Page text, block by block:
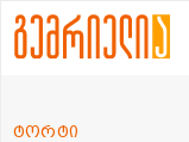
ტორტი